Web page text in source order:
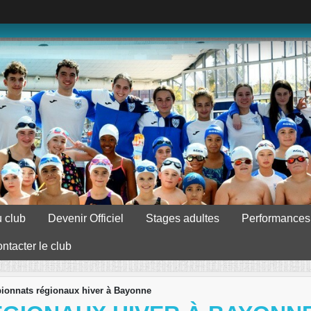
club Devenir Officiel Stages adultes Performances
le club
régionaux hiver à Bayonne